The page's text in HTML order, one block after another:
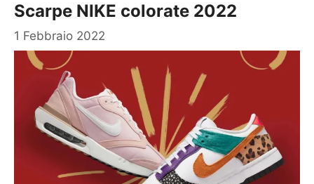
Scarpe NIKE colorate 2022
1 Febbraio 2022